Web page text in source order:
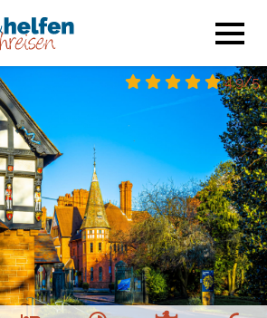
4.9/5